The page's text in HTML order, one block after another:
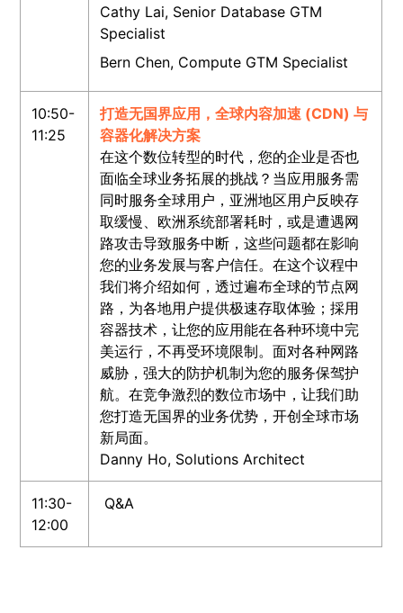
Cathy Lai, Senior Database GTM
Specialist
Bern Chen, Compute GTM Specialist
10:50-
11:25
打造无国界应用，全球内容加速 (CDN) 与
容器化解决方案
在这个数位转型的时代，您的企业是否也
面临全球业务拓展的挑战？当应用服务需
同时服务全球用户，亚洲地区用户反映存
取缓慢、欧洲系统部署耗时，或是遭遇网
路攻击导致服务中断，这些问题都在影响
您的业务发展与客户信任。在这个议程中
我们将介绍如何，透过遍布全球的节点网
路，为各地用户提供极速存取体验；採用
容器技术，让您的应用能在各种环境中完
美运行，不再受环境限制。面对各种网路
威胁，强大的防护机制为您的服务保驾护
航。在竞争激烈的数位市场中，让我们助
您打造无国界的业务优势，开创全球市场
新局面。
Danny Ho, Solutions Architect
11:30-
12:00
Q&A